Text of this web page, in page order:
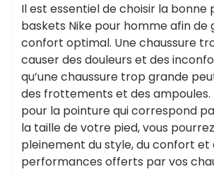
Il est essentiel de choisir la bonne
baskets Nike pour homme afin de
confort optimal. Une chaussure
causer des douleurs et des
qu’une chaussure trop grande
des frottements et des ampoules.
pour la pointure qui correspond
la taille de votre pied, vous
pleinement du style, du confort et
performances offerts par vos